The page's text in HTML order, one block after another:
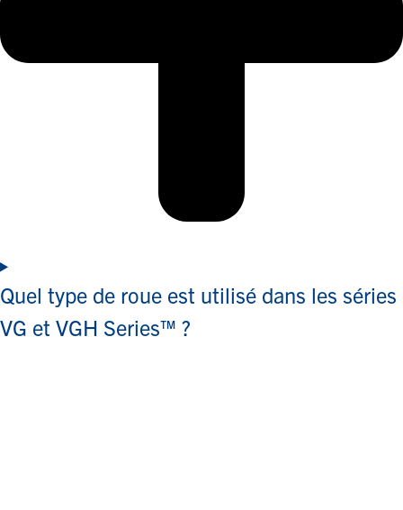
Quel type de roue est utilisé dans les séries
VG et VGH Series™ ?